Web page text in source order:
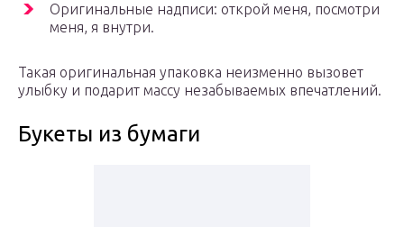
Оригинальные надписи: открой меня, посмотри
меня, я внутри.
Такая оригинальная упаковка неизменно вызовет
улыбку и подарит массу незабываемых впечатлений.
Букеты из бумаги